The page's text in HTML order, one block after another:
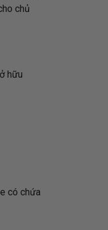
chủ
hữu
có chứa